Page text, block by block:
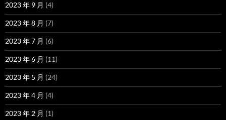
2023 年 9 月 (4)
2023 年 8 月 (7)
2023 年 7 月 (6)
2023 年 6 月 (11)
2023 年 5 月 (24)
2023 年 4 月 (4)
2023 年 2 月 (1)